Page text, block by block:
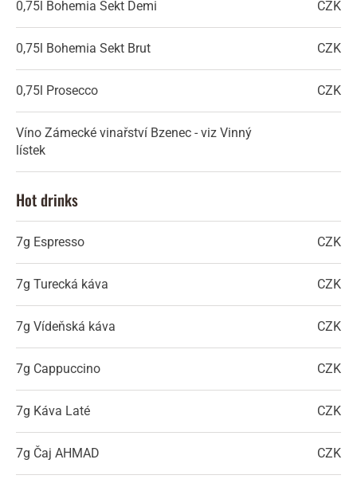
0,75l Bohemia Sekt Demi CZK
0,75l Bohemia Sekt Brut CZK
0,75l Prosecco CZK
Víno Zámecké vinařství Bzenec - viz Vinný
lístek
Hot drinks
7g Espresso CZK
7g Turecká káva CZK
7g Vídeňská káva CZK
7g Cappuccino CZK
7g Káva Laté CZK
7g Čaj AHMAD CZK